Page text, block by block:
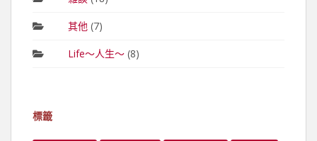
其他(7)
Life～人生～(8)
標籤